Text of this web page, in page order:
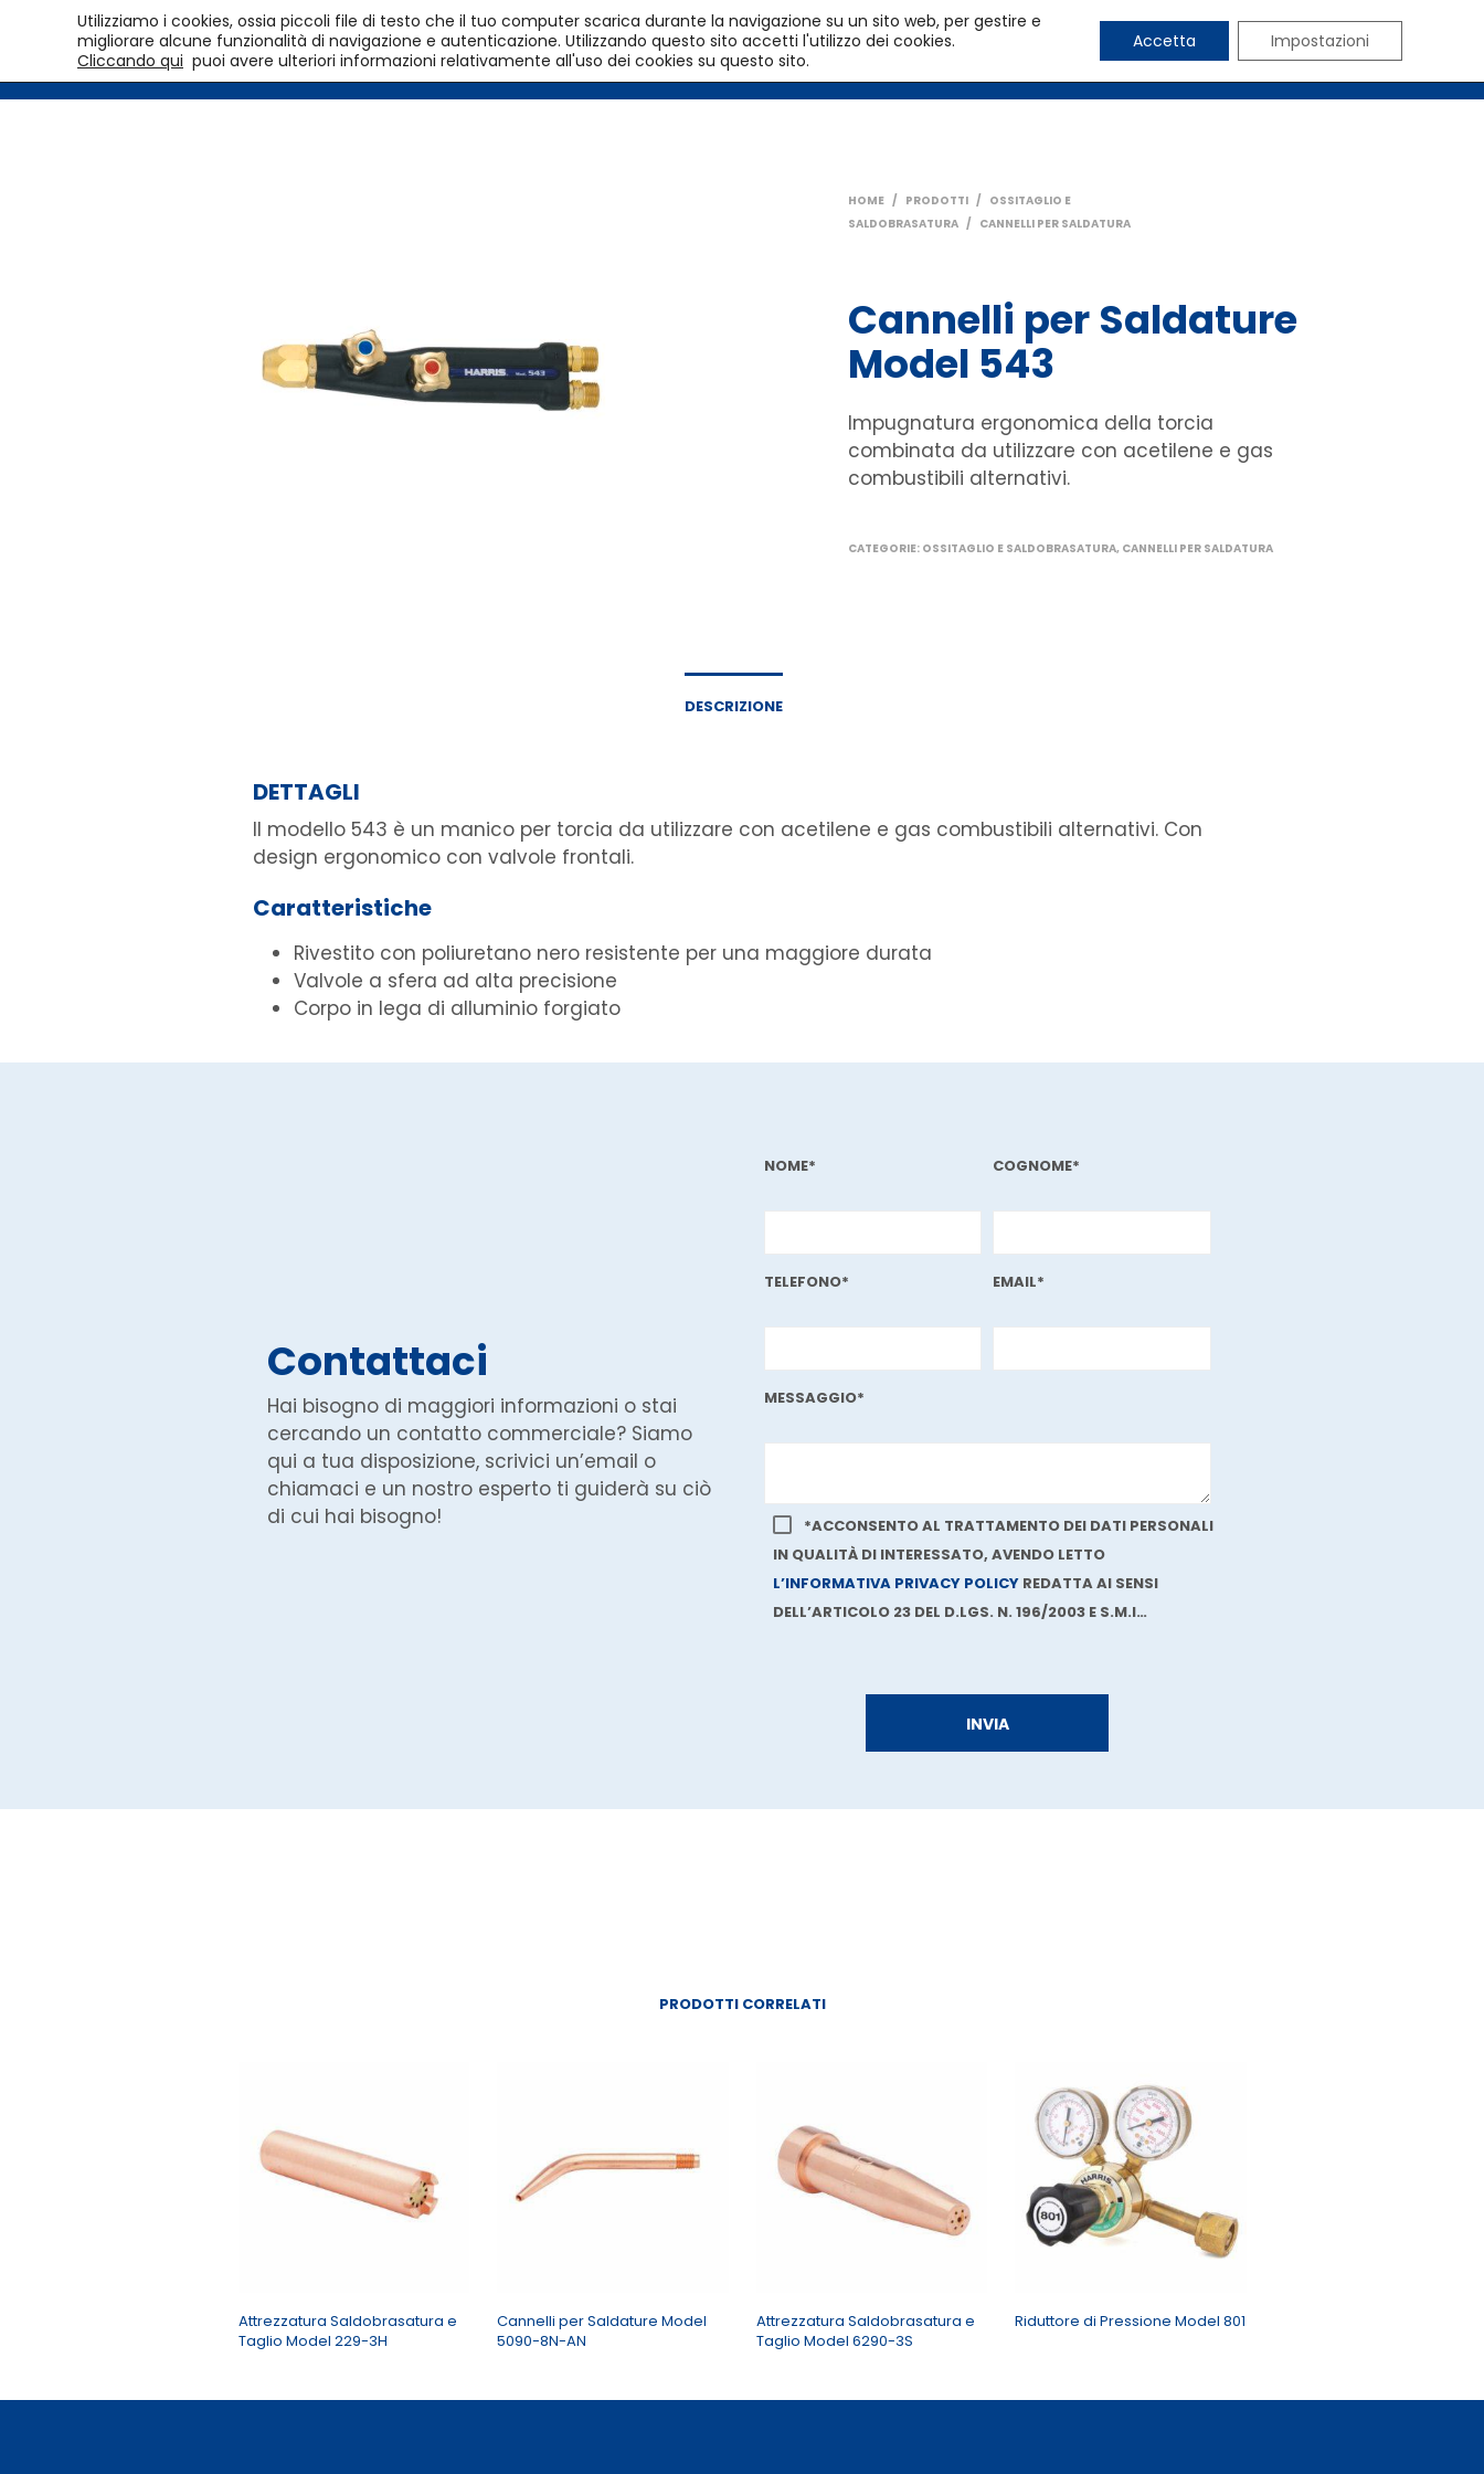
HOME PRODOTTI SERVIZI BLOG CONTATTI
HOME / PRODOTTI / OSSITAGLIO E
SALDOBRASATURA / CANNELLI PER SALDATURA
Cannelli per Saldature
Model 543
Impugnatura ergonomica della torcia
combinata da utilizzare con acetilene e gas
combustibili alternativi.
CATEGORIE: OSSITAGLIO E SALDOBRASATURA, CANNELLI PER SALDATURA
DESCRIZIONE
DETTAGLI
Il modello 543 è un manico per torcia da utilizzare con acetilene e gas combustibili alternativi. Con
design ergonomico con valvole frontali.
Caratteristiche
Rivestito con poliuretano nero resistente per una maggiore durata
Valvole a sfera ad alta precisione
Corpo in lega di alluminio forgiato
Contattaci
Hai bisogno di maggiori informazioni o stai
cercando un contatto commerciale? Siamo
qui a tua disposizione, scrivici un’email o
chiamaci e un nostro esperto ti guiderà su ciò
di cui hai bisogno!
NOME* COGNOME*
TELEFONO* EMAIL*
MESSAGGIO*
*ACCONSENTO AL TRATTAMENTO DEI DATI PERSONALI
IN QUALITÀ DI INTERESSATO, AVENDO LETTO
L’INFORMATIVA PRIVACY POLICYREDATTA AI SENSI
DELL’ARTICOLO 23 DEL D.LGS. N. 196/2003 E S.M.I…
PRODOTTI CORRELATI
Attrezzatura Saldobrasatura e
Taglio Model 229-3H
Cannelli per Saldature Model
5090-8N-AN
Attrezzatura Saldobrasatura e
Taglio Model 6290-3S
Riduttore di Pressione Model 801
Utilizziamo i cookies, ossia piccoli file di testo che il tuo computer scarica durante la navigazione su un sito web, per gestire e
migliorare alcune funzionalità di navigazione e autenticazione. Utilizzando questo sito accetti l'utilizzo dei cookies.
Cliccando qui puoi avere ulteriori informazioni relativamente all'uso dei cookies su questo sito.
Accetta Impostazioni